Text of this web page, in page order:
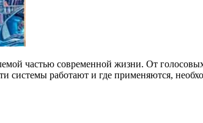
частью современной жизни. От
работают и где применяются,